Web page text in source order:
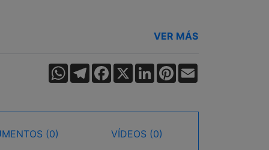
VER MÁS
WhatsApp
TelegramFacebook
X LinkedInPinterest
(0) VÍDEOS (0)